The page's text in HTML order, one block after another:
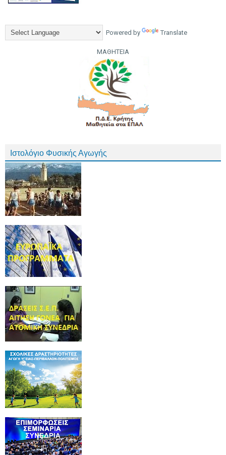
Powered by Translate
ΜΑΘΗΤΕΙΑ
Ιστολόγιο Φυσικής Αγωγής